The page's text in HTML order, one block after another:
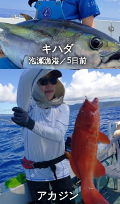
キハダ
泡瀬漁港／5日前
アカジン